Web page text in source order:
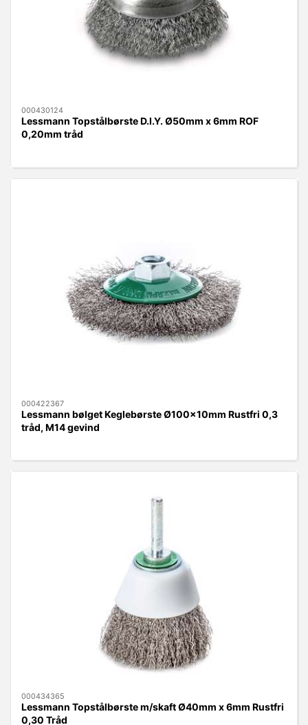
000430124
Lessmann Topstålbørste D.I.Y. Ø50mm x 6mm ROF
0,20mm tråd
000422367
Lessmann bølget Keglebørste Ø100x10mm Rustfri 0,3
tråd, M14 gevind
000434365
Lessmann Topstålbørste m/skaft Ø40mm x 6mm Rustfri
0,30 Tråd